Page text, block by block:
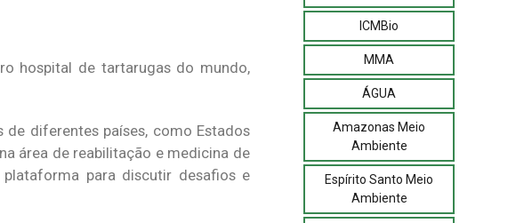
hospital de tartarugas do mundo,
diferentes países, como Estados
área de reabilitação e medicina de
plataforma para discutir desafios e
ICMBio
MMA
ÁGUA
Amazonas Meio
Ambiente
Espírito Santo Meio
Ambiente